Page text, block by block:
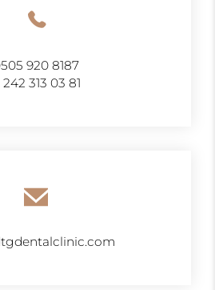
920 8187
313 03 81